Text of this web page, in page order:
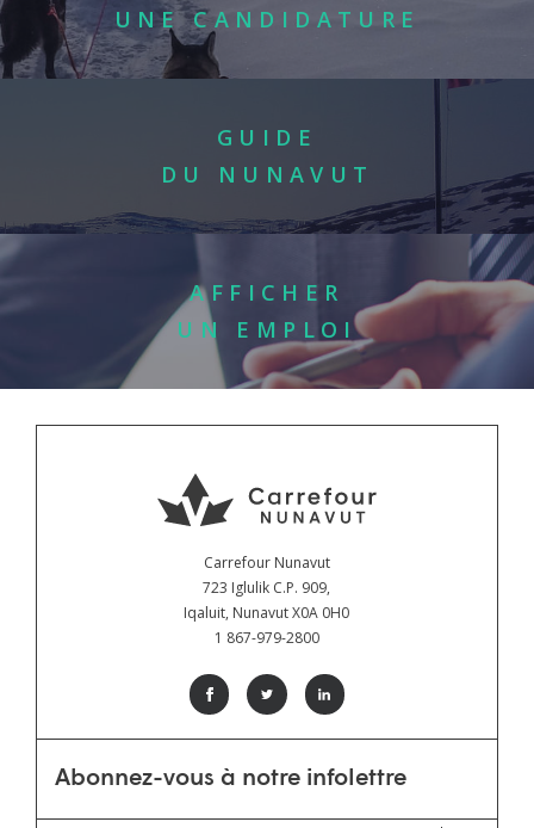
UNE CANDIDATURE
GUIDE
DU NUNAVUT
AFFICHER
UN EMPLOI
Carrefour Nunavut
723 Iglulik C.P. 909,
Iqaluit, Nunavut X0A 0H0
1 867-979-2800
Abonnez-vous à notre infolettre